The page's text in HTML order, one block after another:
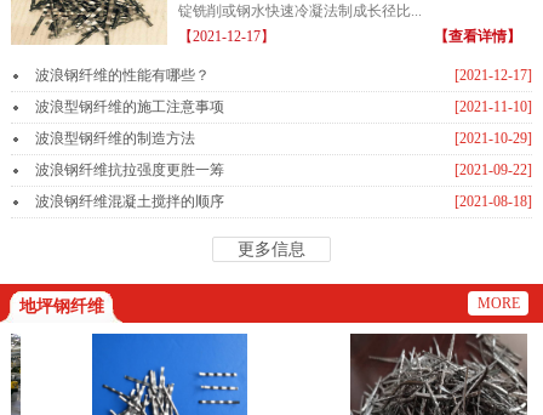
锭铣削或钢水快速冷凝法制成长径比...
【2021-12-17】
【查看详情】
[2021-12-17]
波浪钢纤维的性能有哪些？
[2021-11-10]
波浪型钢纤维的施工注意事项
[2021-10-29]
波浪型钢纤维的制造方法
[2021-09-22]
波浪钢纤维抗拉强度更胜一筹
[2021-08-18]
波浪钢纤维混凝土搅拌的顺序
更多信息
地坪钢纤维 MORE